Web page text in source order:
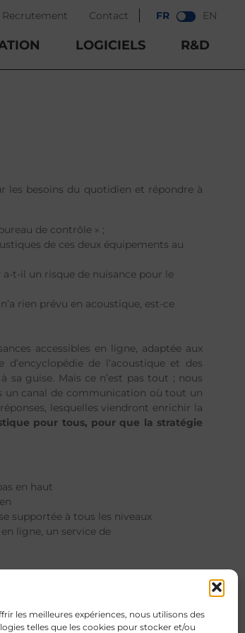
les meilleures expériences, nous utilisons des
telles que les cookies pour stocker et/ou
Recrutement Contact FR EN
LOGICIELS R&D
les besoins du quotidien et répondre à
de contrôle » ;
de ces deux équipements au
t-il un risque de nuisance pour le
rien prévu en acoustique, est-ce
accessibles en ligne, adaptée aux
de l’acoustique et des
sa guise. Mais ce n’est pas tout ; nous
un canal de communication où tout un
lesquelles viendront enrichir la
pour tous, pour que la stratégie
en haut
supportée à tous les niveaux
ligne, un service de
sa lampe. Une question ? Une